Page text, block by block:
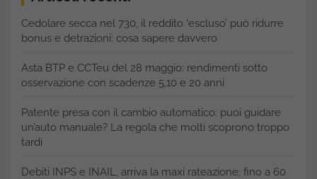
Cedolare secca nel 730, il reddito ‘escluso’ può ridurre
bonus e detrazioni: cosa sapere davvero
Asta BTP e CCTeu del 28 maggio: rendimenti sotto
osservazione con scadenze 5,10 e 20 anni
Patente presa con il cambio automatico: puoi guidare
un’auto manuale? La regola che molti scoprono troppo
tardi
Debiti INPS e INAIL, arriva la maxi rateazione: fino a 60